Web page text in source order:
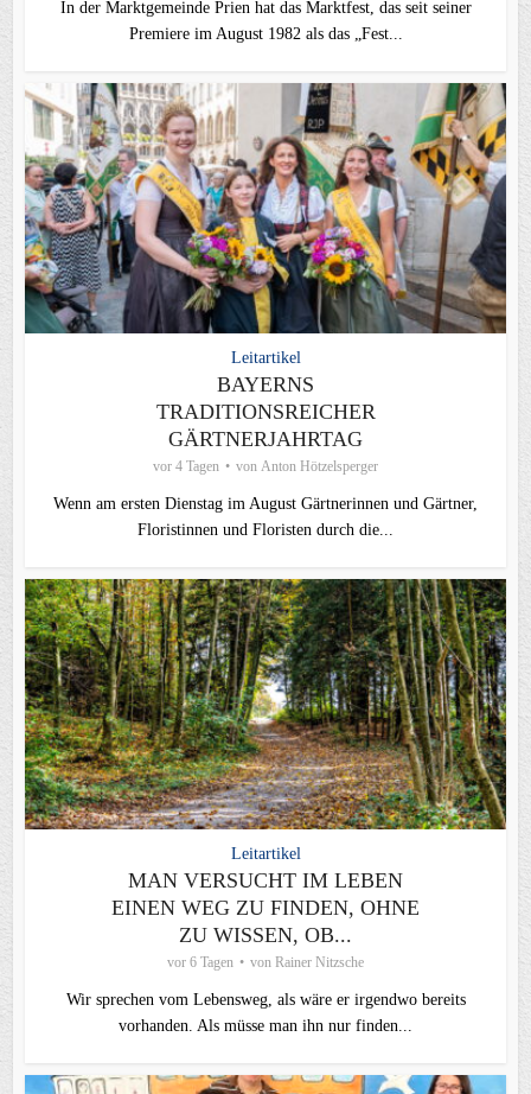
In der Marktgemeinde Prien hat das Marktfest, das seit seiner
Premiere im August 1982 als das „Fest...
Leitartikel
BAYERNS
TRADITIONSREICHER
GÄRTNERJAHRTAG
vor 4 Tagen von Anton Hötzelsperger
Wenn am ersten Dienstag im August Gärtnerinnen und Gärtner,
Floristinnen und Floristen durch die...
Leitartikel
MAN VERSUCHT IM LEBEN
EINEN WEG ZU FINDEN, OHNE
ZU WISSEN, OB...
vor 6 Tagen von Rainer Nitzsche
Wir sprechen vom Lebensweg, als wäre er irgendwo bereits
vorhanden. Als müsse man ihn nur finden...